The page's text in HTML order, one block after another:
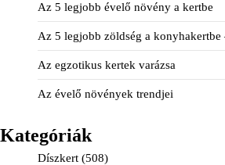
Az 5 legjobb évelő növény a kertbe
Az 5 legjobb zöldség a konyhakertbe
Az egzotikus kertek varázsa
Az évelő növények trendjei
Kategóriák
Díszkert (508)